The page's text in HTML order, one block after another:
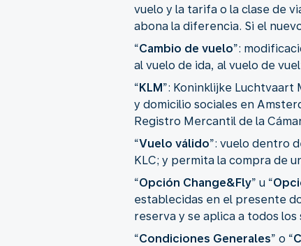
vuelo y la tarifa o la clase de
abona la diferencia. Si el
“Cambio de vuelo”:
al vuelo de ida, al vuelo de
“KLM”: Koninklijke Luchtvaart
y domicilio sociales en
Registro Mercantil de la
“Vuelo válido”: vuelo dentro
KLC; y permita la compra de
“Opción Change&Fly” u “
establecidas en el presente
reserva y se aplica a todos
“Condiciones Generales” o “